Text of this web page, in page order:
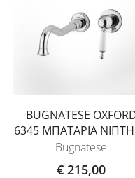
BUGNATESE
6345 ΜΠΑΤΑΡΙΑ
Bugnatese
€ 215,00